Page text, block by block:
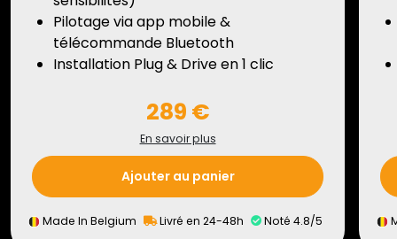
Pilotage via app mobile &
télécommande Bluetooth
Installation Plug & Drive en 1 clic
289 €
En savoir plus
Ajouter au panier
Made In Belgium Livré en 24-48h Noté 4.8/5